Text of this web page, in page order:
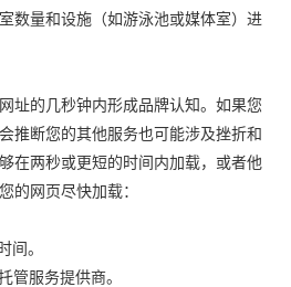
数量和设施（如游泳池或媒体室）进
址的几秒钟内形成品牌认知。如果您
推断您的其他服务也可能涉及挫折和
在两秒或更短的时间内加载，或者他
的网页尽快加载：
间。
管服务提供商。